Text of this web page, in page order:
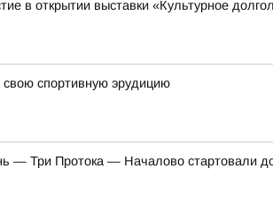
в открытии выставки «Культурное
спортивную эрудицию
— Три Протока — Началово стартовали